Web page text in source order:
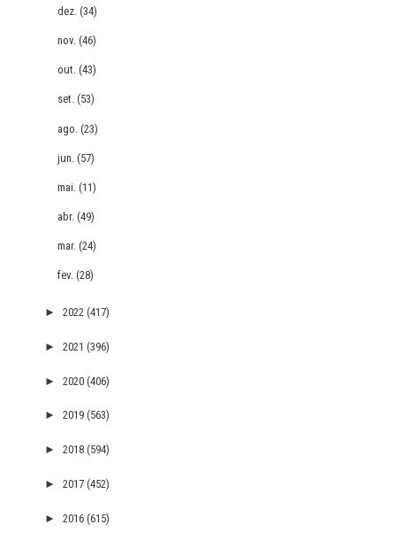
dez.(34)
nov.(46)
out.(43)
set.(53)
ago.(23)
jun.(57)
mai.(11)
abr.(49)
mar.(24)
fev.(28)
► 2022 (417)
► 2021 (396)
► 2020 (406)
► 2019 (563)
► 2018 (594)
► 2017 (452)
► 2016 (615)